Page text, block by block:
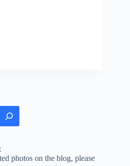
photos on the blog, please